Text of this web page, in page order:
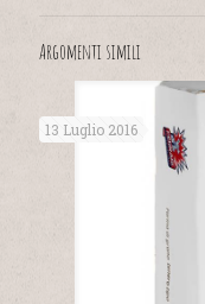
Argomenti simili
13 Luglio 2016